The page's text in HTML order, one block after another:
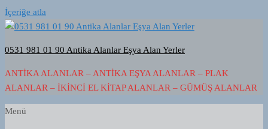
İçeriğe atla
0531 981 01 90 Antika Alanlar Eşya Alan Yerler
ANTIKA ALANLAR – ANTIKA EŞYA ALANLAR – PLAK
ALANLAR – İKINCI EL KITAP ALANLAR – GÜMÜŞ ALANLAR
Menü